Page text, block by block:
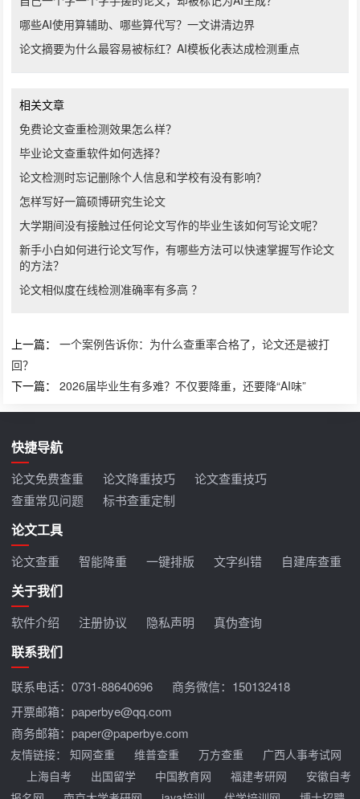
哪些AI使用算辅助、哪些算代写？一文讲清边界
论文摘要为什么最容易被标红？AI模板化表达成检测重点
相关文章
免费论文查重检测效果怎么样？
毕业论文查重软件如何选择？
论文检测时忘记删除个人信息和学校有没有影响？
怎样写好一篇硕博研究生论文
大学期间没有接触过任何论文写作的毕业生该如何写论文呢？
新手小白如何进行论文写作，有哪些方法可以快速掌握写作论文
的方法？
论文相似度在线检测准确率有多高 ？
上一篇：一个案例告诉你：为什么查重率合格了，论文还是被打
回？
下一篇：2026届毕业生有多难？不仅要降重，还要降“AI味”
快捷导航
论文免费查重 论文降重技巧
论文查重技巧
查重常见问题
标书查重定制
论文工具
论文查重 智能降重 一键排版 文字纠错 自建库查重
关于我们
软件介绍 注册协议 隐私声明 真伪查询
联系我们
联系电话：0731-88640696
商务微信：150132418
开票邮箱：paperbye@qq.com
商务邮箱：paper@paperbye.com
友情链接：知网查重 维普查重 万方查重
广西人事考试网
上海自考
出国留学 中国教育网 福建考研网
安徽自考